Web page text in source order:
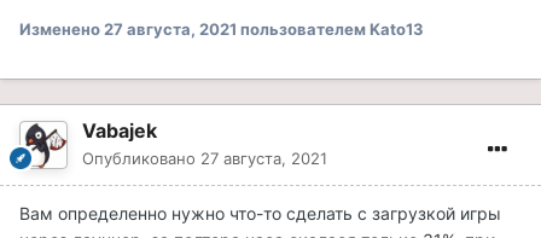
Изменено 27 августа, 2021 пользователем Kato13
Vabajek
Опубликовано 27 августа, 2021
Вам определенно нужно что-то сделать с загрузкой игры